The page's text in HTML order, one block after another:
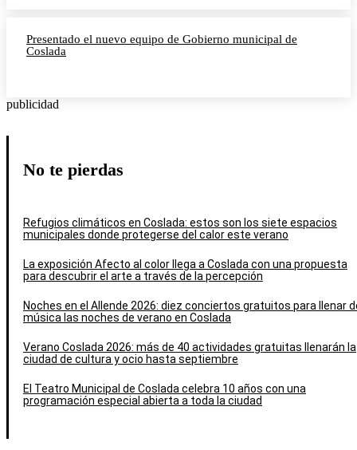
Presentado el nuevo equipo de Gobierno municipal de
Coslada
publicidad
No te pierdas
Refugios climáticos en Coslada: estos son los siete espacios
municipales donde protegerse del calor este verano
La exposición Afecto al color llega a Coslada con una propuesta
para descubrir el arte a través de la percepción
Noches en el Allende 2026: diez conciertos gratuitos para llenar
música las noches de verano en Coslada
Verano Coslada 2026: más de 40 actividades gratuitas llenarán la
ciudad de cultura y ocio hasta septiembre
El Teatro Municipal de Coslada celebra 10 años con una
programación especial abierta a toda la ciudad